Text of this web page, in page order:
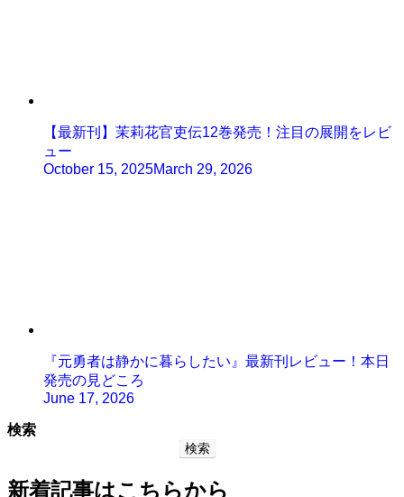
【最新刊】茉莉花官吏伝12巻発売！注目の展開をレビ
ュー
October 15, 2025March 29, 2026
『元勇者は静かに暮らしたい』最新刊レビュー！本日
発売の見どころ
June 17, 2026
検索
検索
新着記事はこちらから